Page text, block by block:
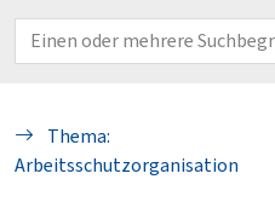
Thema:
Arbeitsschutzorganisation